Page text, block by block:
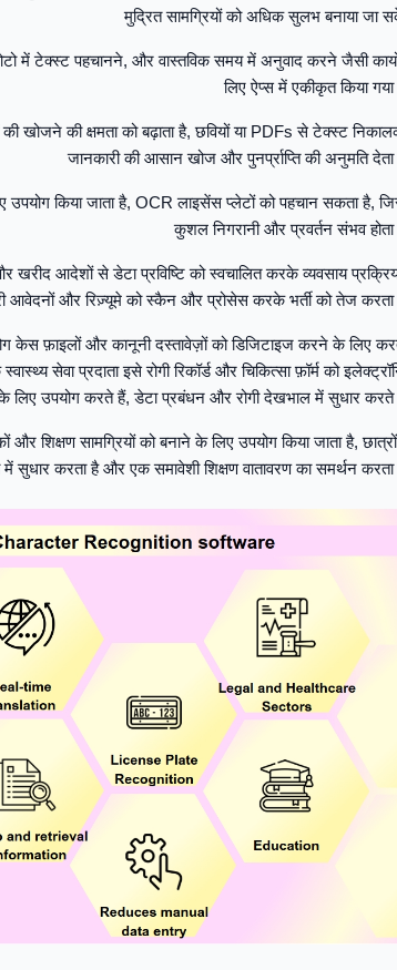
मुद्रित सामग्रियों को अधिक सुलभ बनाया जा
में टेक्स्ट पहचानने, और वास्तविक समय में अनुवाद करने जैसी
लिए ऐप्स में एकीकृत किया
खोजने की क्षमता को बढ़ाता है, छवियों या PDFs से टेक्स्ट
जानकारी की आसान खोज और पुनर्प्राप्ति की अनुमति देता
उपयोग किया जाता है, OCR लाइसेंस प्लेटों को पहचान सकता है,
कुशल निगरानी और प्रवर्तन संभव होता
आदेशों से डेटा प्रविष्टि को स्वचालित करके व्यवसाय
आवेदनों और रिज़्यूमे को स्कैन और प्रोसेस करके भर्ती को तेज करता
केस फ़ाइलों और कानूनी दस्तावेज़ों को डिजिटाइज करने के लिए
सेवा प्रदाता इसे रोगी रिकॉर्ड और चिकित्सा फ़ॉर्म को
के लिए उपयोग करते हैं, डेटा प्रबंधन और रोगी देखभाल में सुधार करते
शिक्षण सामग्रियों को बनाने के लिए उपयोग किया जाता है,
करता है और एक समावेशी शिक्षण वातावरण का समर्थन करता